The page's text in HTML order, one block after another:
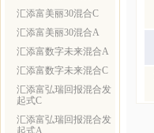
汇添富美丽30混合C
汇添富美丽30混合A
汇添富数字未来混合A
汇添富数字未来混合C
汇添富弘瑞回报混合发
起式C
汇添富弘瑞回报混合发
起式A